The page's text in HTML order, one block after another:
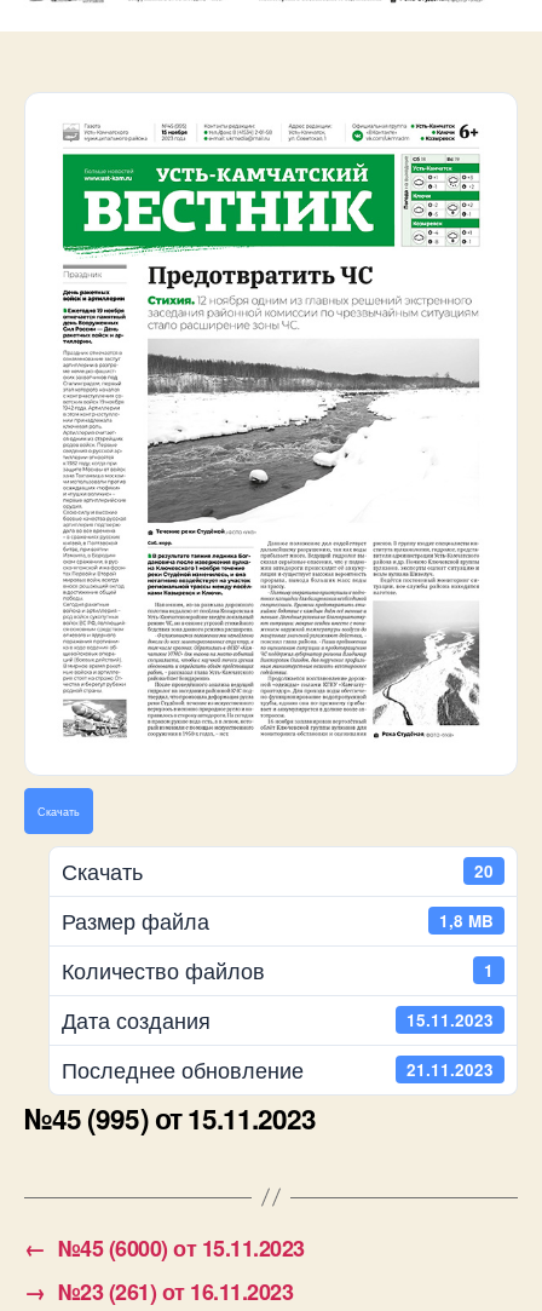
Скачать
Скачать 20
Размер файла 1,8 MB
Количество файлов 1
Дата создания 15.11.2023
Последнее обновление 21.11.2023
№45 (995) от 15.11.2023
← №45 (6000) от 15.11.2023
→ №23 (261) от 16.11.2023